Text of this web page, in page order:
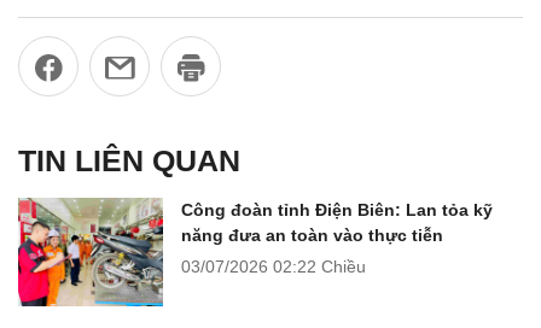
TIN LIÊN QUAN
Công đoàn tỉnh Điện Biên: Lan tỏa kỹ
năng đưa an toàn vào thực tiễn
03/07/2026 02:22 Chiều